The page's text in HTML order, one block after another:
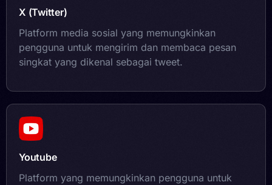
X (Twitter)
Platform media sosial yang memungkinkan
pengguna untuk mengirim dan membaca pesan
singkat yang dikenal sebagai tweet.
Youtube
Platform yang memungkinkan pengguna untuk